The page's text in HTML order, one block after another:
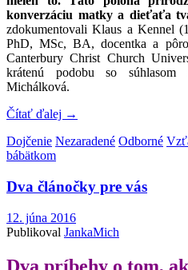
konverzáciu matky a dieťaťa
zdokumentovali Klaus a Kennel
PhD, MSc, BA, docentka a
Canterbury Christ Church
krátenú podobu so
Michálková.
Čítať ďalej →
Dojčenie Nezaradené Odborné
bábätkom
Dva článočky pre vás
12. júna 2016
Publikoval JankaMich
Dva príbehy o tom,